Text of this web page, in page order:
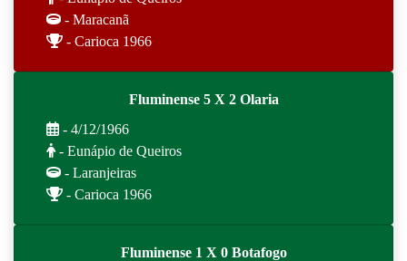
- Maracanã
- Carioca 1966
Fluminense 5 X 2 Olaria
- 4/12/1966
- Eunápio de Queiros
- Laranjeiras
- Carioca 1966
Fluminense 1 X 0 Botafogo